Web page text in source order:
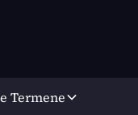
Termene